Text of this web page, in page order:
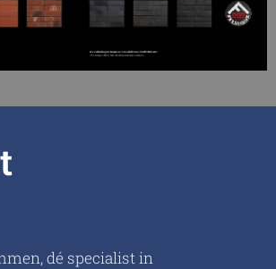
dé specialist in